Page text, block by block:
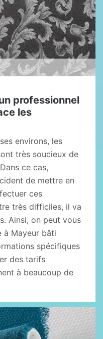
professionnel
les
environs, les
très soucieux de
ce cas,
de mettre en
ces
très difficiles, il va
Ainsi, on peut vous
à Mayeur bâti
spécifiques
des tarifs
à beaucoup de